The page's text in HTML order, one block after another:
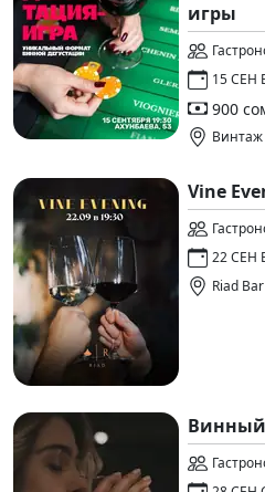
игры
15 СЕН
900
Винтаж
Vine
22 СЕН
Riad Bar